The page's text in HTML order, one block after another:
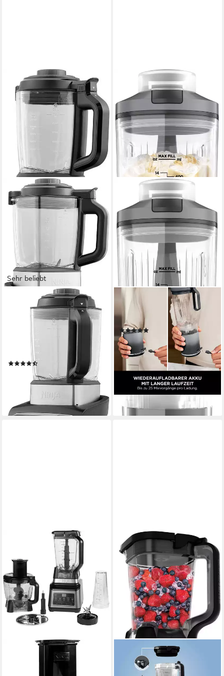
Sehr beliebt
Standmixer HB150EU
Suppenkocher
Betriebsart
ab 149,90 € UVP
169,99 €
mtl. in 12 Raten
lieferbar - in 1-2 Werktagen bei dir
NINJA
Standmixer Blast Max - Grau
BC251EUGY
ab 92,51 €
lieferbar - in 1-2 Werktagen bei dir